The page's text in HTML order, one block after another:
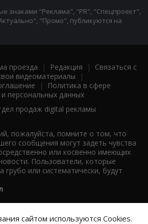
знаками "Реклама", "PR", "Спецпроект",
"Промо", публикуются на
проезда | Редакция | Связаться с
видеоматериалы |
|
Политика в сфере
персональных данных
продаж digital рекламы
пожалуйста, помните о том, что
сообщения могут задеть чувства
или косвенно имеющих
Пользователи, которые
грубо или систематически, будут
сайтом используются Cookies.